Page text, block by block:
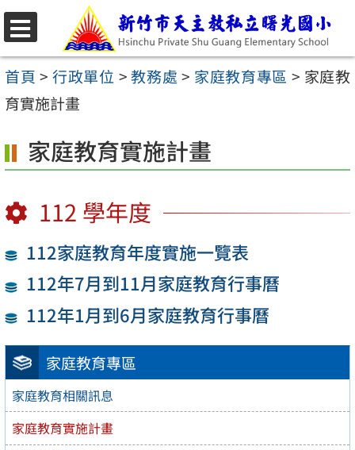
跳
至
主
要
容
區
選
單
首頁 > 行政單位 >教務處 > 家庭教育專區 > 家庭教
育實施計畫
家庭教育專區
家庭教育相關訊息
家庭教育實施計畫
家庭教育實施計畫
112 學年度
112家庭教育年度實施一覽表
112年7月到11月家庭教育行事曆
112年1月到6月家庭教育行事曆